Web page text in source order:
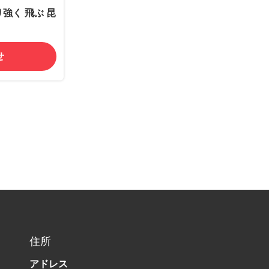
強く 飛ぶ 昆
住所
アドレス